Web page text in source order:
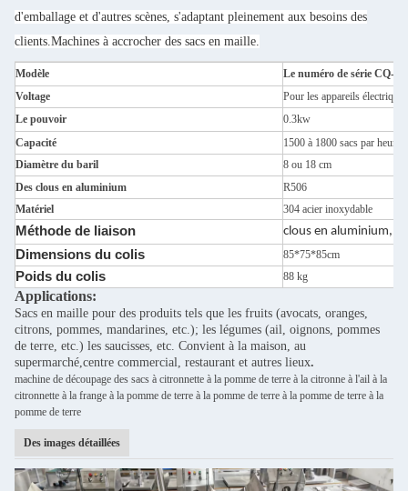
d'emballage et d'autres scènes, s'adaptant pleinement aux besoins des
clients.Machines à accrocher des sacs en maille.
Modèle
Le numéro de série CQ-
Voltage
Pour les appareils électriques
Le pouvoir
0.3kw
Capacité
1500 à 1800 sacs par heure
Diamètre du baril
8 ou 18 cm
Des clous en aluminium
R506
Matériel
304 acier inoxydable
Méthode de liaison clous en aluminium,
Dimensions du colis 85*75*85cm
Poids du colis 88 kg
Applications:
Sacs en maille pour des produits tels que les fruits (avocats, oranges,
citrons, pommes, mandarines, etc.); les légumes (ail, oignons, pommes
de terre, etc.) les saucisses, etc. Convient à la maison, au
supermarché,centre commercial, restaurant et autres lieux.
machine de découpage des sacs à citronnette à la pomme de terre à la citronne à l'ail à la
citronnette à la frange à la pomme de terre à la pomme de terre à la pomme de terre à la
pomme de terre
Des images détaillées